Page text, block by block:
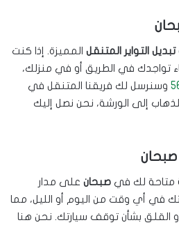
تبديل التواير المتنقل المميزة. إذا كنت
تواجدك في الطريق أو في منزلك،
وسنرسل لك فريقنا المتنقل في
إلى الورشة، نحن نصل إليك
متاحة لك في صبحان على مدار
في أي وقت من اليوم أو الليل، مما
القلق بشأن توقف سيارتك. نحن هنا